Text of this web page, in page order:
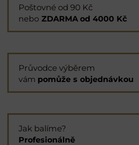
Poštovné od 90 Kč
nebo ZDARMA od 4000 Kč
Průvodce výběrem
vám pomůže s objednávkou
Jak balíme?
Profesionálně